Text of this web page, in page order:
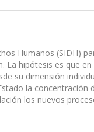
Humanos (SIDH)
hipótesis es que
su dimensión
la
los nuevos